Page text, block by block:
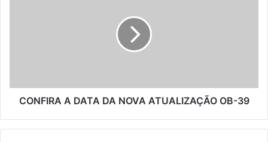
CONFIRA A DATA DA NOVA ATUALIZAÇÃO OB-39